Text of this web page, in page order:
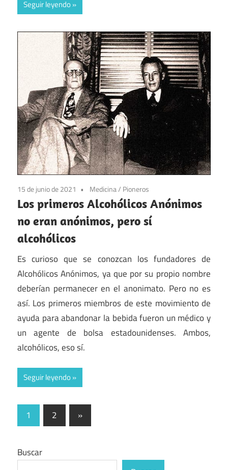
Seguir leyendo
15 de junio de 2021 Medicina/ Pioneros
Los primeros Alcohólicos Anónimos
no eran anónimos, pero sí
alcohólicos
Es curioso que se conozcan los fundadores de
Alcohólicos Anónimos, ya que por su propio nombre
deberían permanecer en el anonimato. Pero no es
así. Los primeros miembros de este movimiento de
ayuda para abandonar la bebida fueron un médico y
un agente de bolsa estadounidenses. Ambos,
alcohólicos, eso sí.
Seguir leyendo
Paginación
de
entradas
1 2
Entradas
siguientes
»
Buscar